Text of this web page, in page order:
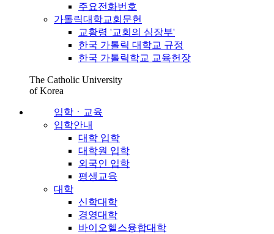
주요전화번호
가톨릭대학교회문헌
교황령 '교회의 심장부'
한국 가톨릭 대학교 규정
한국 가톨릭학교 교육헌장
The Catholic University
of Korea
입학ㆍ교육
입학안내
대학 입학
대학원 입학
외국인 입학
평생교육
대학
신학대학
경영대학
바이오헬스융합대학